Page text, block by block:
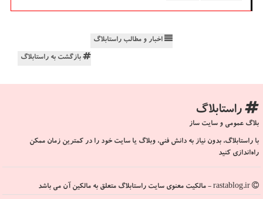
اخبار و مطالب راستابلاگ
بازگشت به راستابلاگ
راستابلاگ
بلاگ عمومی و سایت ساز
با راستابلاگ، بدون نیاز به دانش فنی، وبلاگ یا سایت خود را در کمترین زمان ممکن
راه‌اندازی کنید